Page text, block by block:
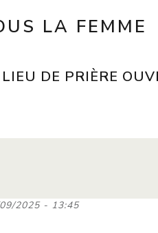
LA FEMME
DE PRIÈRE
2025 - 13:45